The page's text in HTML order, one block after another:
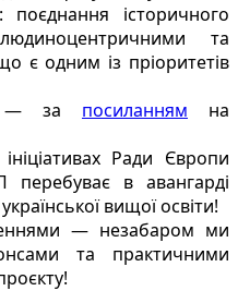
поєднання історичного
та
є одним із пріоритетів
— за посиланням на
Ради Європи
в авангарді
вищої освіти!
— незабаром ми
та практичними